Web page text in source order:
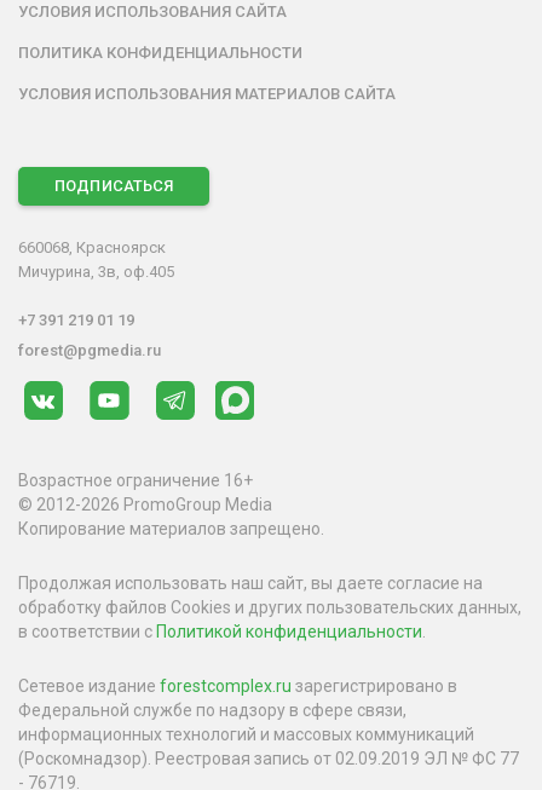
УСЛОВИЯ ИСПОЛЬЗОВАНИЯ САЙТА
ПОЛИТИКА КОНФИДЕНЦИАЛЬНОСТИ
УСЛОВИЯ ИСПОЛЬЗОВАНИЯ МАТЕРИАЛОВ САЙТА
ПОДПИСАТЬСЯ
660068, Красноярск
Мичурина, 3в, оф.405
+7 391 219 01 19
forest@pgmedia.ru
Возрастное ограничение 16+
© 2012-2026 PromoGroup Media
Копирование материалов запрещено.
Продолжая использовать наш сайт, вы даете согласие на
обработку файлов Cookies и других пользовательских данных,
в соответствии сПолитикой конфиденциальности
Сетевое издание forestcomplex.ru зарегистрировано в
Федеральной службе по надзору в сфере связи,
информационных технологий и массовых коммуникаций
(Роскомнадзор). Реестровая запись от 02.09.2019 ЭЛ № ФС 77
- 76719.